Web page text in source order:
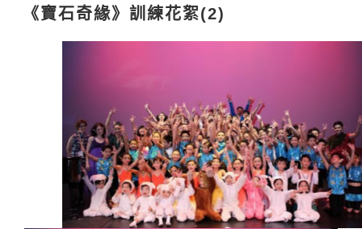
表
於《寶石奇緣》訓練花絮(2)